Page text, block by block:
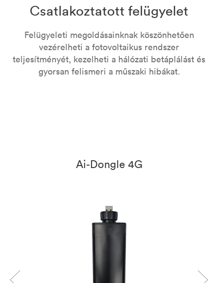
Csatlakoztatott felügyelet
Felügyeleti megoldásainknak köszönhetően
vezérelheti a fotovoltaikus rendszer
teljesítményét, kezelheti a hálózati betáplálást és
gyorsan felismeri a műszaki hibákat.
Ai-Dongle 4G